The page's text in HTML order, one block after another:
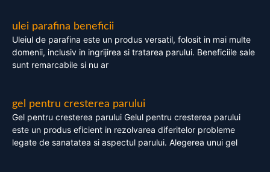
ulei parafina beneficii
Uleiul de parafina este un produs versatil, folosit in mai multe
domenii, inclusiv in ingrijirea si tratarea parului. Beneficiile sale
sunt remarcabile si nu ar
gel pentru cresterea parului
Gel pentru cresterea parului Gelul pentru cresterea parului
este un produs eficient in rezolvarea diferitelor probleme
legate de sanatatea si aspectul parului. Alegerea unui gel